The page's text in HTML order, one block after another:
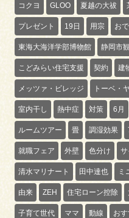
コクヨ GLOO 夏越の大祓
プレゼント 19日 用宗 お
東海大海洋学部博物館 静岡市
こどみらい住宅支援 契約 建
メッツァ・ビレッジ トーベ・
室内干し 熱中症 対策 6月
ルームツアー 畳 調湿効果
就職フェア 外壁 色分け
清水マリナート 田中達也 ミ
由来 ZEH 住宅ローン控除
子育て世代 ママ 動線 お